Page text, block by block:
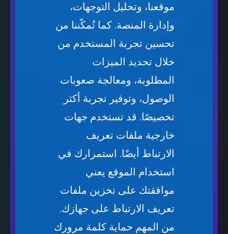
موقعنا، وتحليل التوجهات،
وإدارة المنصة. كما تُمكّننا من
تحسين تجربة المستخدم من
خلال تحديد الميزات
المطلوبة، ومعالجة صعوبات
الوصول، وتوفير تجربة أكثر
تخصيصًا. قد تستخدم جهات
خارجية ملفات تعريف
الارتباط أيضًا. استمرارك في
استخدام الموقع يعني
موافقتك على تخزين ملفات
تعريف الارتباط على جهازك.
من المهم حماية كلمة مرورك